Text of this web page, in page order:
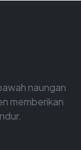
naungan
memberikan